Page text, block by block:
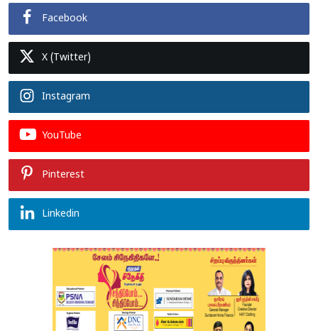
Facebook
X (Twitter)
Instagram
YouTube
Pinterest
Linkedin